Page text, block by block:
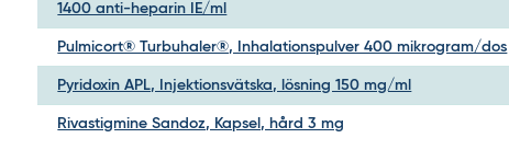
1400 anti-heparin IE/ml
Pulmicort® Turbuhaler®, Inhalationspulver 400 mikrogram/dos
Pyridoxin APL, Injektionsvätska, lösning 150 mg/ml
Rivastigmine Sandoz, Kapsel, hård 3 mg